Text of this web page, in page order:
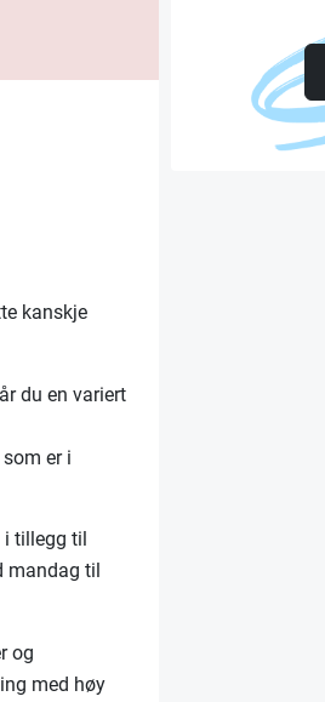
kanskje
du en variert
er i
tillegg til
mandag til
og
med høy